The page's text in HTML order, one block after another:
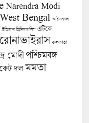
Narendra Modi
West Bengal আইএসএল
ইন্ডিয়ান প্রিমিয়ার লিগ এটিকে
কলকাতা
মোদী পশ্চিমবঙ্গ
দল মমতা